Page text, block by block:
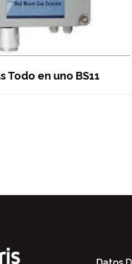
Todo en uno BS11